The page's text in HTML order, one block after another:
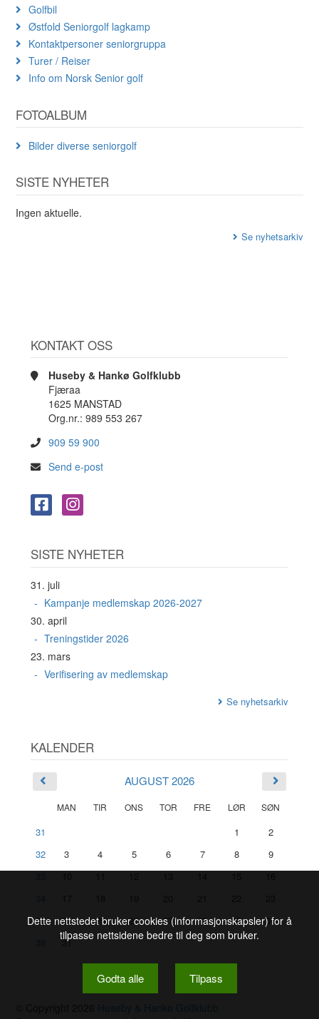
Golfbil
Østfold Seniorgolf lagkamp
Kontaktpersoner seniorgruppa
Turer / Reiser
Info om Norsk Senior golf
FOTOALBUM
Bilder diverse seniorgolf
SISTE NYHETER
Ingen aktuelle.
Se nyhetsarkiv
KONTAKT OSS
Huseby & Hankø Golfklubb
Fjæraa
1625 MANSTAD
Org.nr.: 989 553 267
909 59 900
Send e-post
SISTE NYHETER
31. juli
Kampanje medlemskap 2026-2027
30. april
Treningstider 2026
23. mars
Verifisering av medlemskap
Se nyhetsarkiv
KALENDER
AUGUST 2026
MAN TIR ONS TOR FRE LØR SØN
31 1
2
32
3 4 5 6 7 8
9
35
24 25 26 27 28 29
30
31
Dette nettstedet bruker cookies (informasjonskapsler) for å
tilpasse nettsidene bedre til deg som bruker.
Godta alle Tilpass